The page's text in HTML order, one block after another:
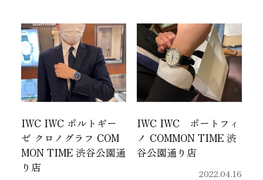
IWC IWC ポルトギー
ゼ クロノグラフ COM
MON TIME 渋谷公園通
り店
IWC IWC ポートフィ
ノ COMMON TIME 渋
谷公園通り店
2022.04.16